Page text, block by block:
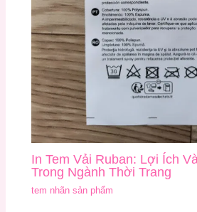
In Tem Vải Ruban: Lợi Ích
Trong Ngành Thời Trang
tem nhãn sản phẩm